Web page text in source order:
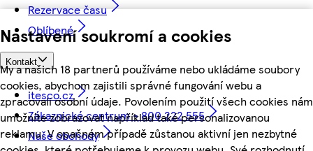
Nastavení soukromí a cookies
My a našich 18 partnerů používáme nebo ukládáme soubory
cookies, abychom zajistili správné fungování webu a
zpracovali osobní údaje. Povolením použití všech cookies nám
umožníte zobrazovat například také personalizovanou
reklamu. V opačném případě zůstanou aktivní jen nezbytné
Rezervace času
Oblíbené
Kontakt
itesco.cz
Zákaznické centrum - 800 222 555
Naše obchody